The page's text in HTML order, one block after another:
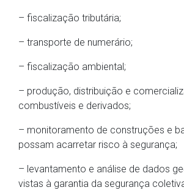
– fiscalização tributária;
– transporte de numerário;
– fiscalização ambiental;
– produção, distribuição e
combustíveis e derivados;
– monitoramento de construções e
possam acarretar risco à segurança;
– levantamento e análise de dados
vistas à garantia da segurança